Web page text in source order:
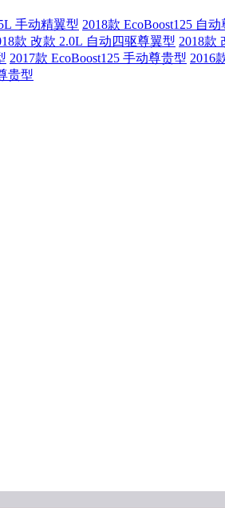
手动精翼型 2018款 EcoBoost125 自
款 改款 2.0L 自动四驱尊翼型 2018款
2017款 EcoBoost125 手动尊贵型 2016
贵型